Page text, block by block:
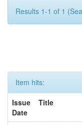
Results 1-1 of 1
Item hits:
Issue
Date
Title